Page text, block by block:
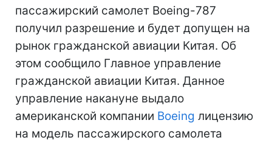
пассажирский самолет Boeing-787
получил разрешение и будет допущен на
рынок гражданской авиации Китая. Об
этом сообщило Главное управление
гражданской авиации Китая. Данное
управление накануне выдало
американской компании Boeing лицензию
на модель пассажирского самолета